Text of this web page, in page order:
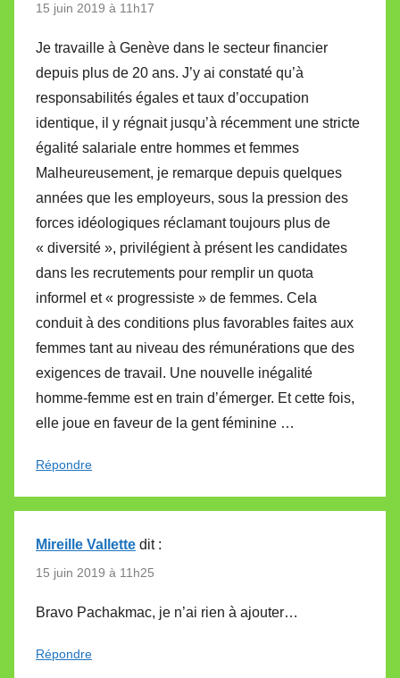
15 juin 2019 à 11h17
Je travaille à Genève dans le secteur financier
depuis plus de 20 ans. J’y ai constaté qu’à
responsabilités égales et taux d’occupation
identique, il y régnait jusqu’à récemment une stricte
égalité salariale entre hommes et femmes
Malheureusement, je remarque depuis quelques
années que les employeurs, sous la pression des
forces idéologiques réclamant toujours plus de
« diversité », privilégient à présent les candidates
dans les recrutements pour remplir un quota
informel et « progressiste » de femmes. Cela
conduit à des conditions plus favorables faites aux
femmes tant au niveau des rémunérations que des
exigences de travail. Une nouvelle inégalité
homme-femme est en train d’émerger. Et cette fois,
elle joue en faveur de la gent féminine …
Répondre
Mireille Vallette dit :
15 juin 2019 à 11h25
Bravo Pachakmac, je n’ai rien à ajouter…
Répondre